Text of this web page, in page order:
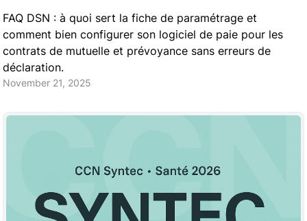
FAQ DSN : à quoi sert la fiche de paramétrage et
comment bien configurer son logiciel de paie pour les
contrats de mutuelle et prévoyance sans erreurs de
déclaration.
November 21, 2025